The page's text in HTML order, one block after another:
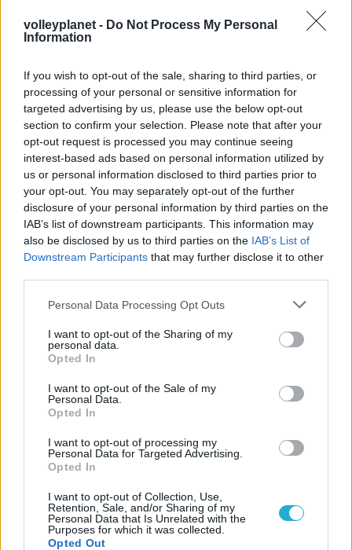
volleyplanet - Do Not Process My Personal
Information
If you wish to opt-out of the sale, sharing to third parties, or
processing of your personal or sensitive information for
targeted advertising by us, please use the below opt-out
section to confirm your selection. Please note that after your
opt-out request is processed you may continue seeing
interest-based ads based on personal information utilized by
us or personal information disclosed to third parties prior to
your opt-out. You may separately opt-out of the further
disclosure of your personal information by third parties on the
IAB’s list of downstream participants. This information may
also be disclosed by us to third parties on the IAB’s List of
Downstream Participants that may further disclose it to other
Please note that this website/app uses one or more Google
not limited to your visit or usage behaviour. You may click to
grant or deny consent to Google and its third-party tags to
use your data for below specified purposes in below Google
consent section.
Personal Data Processing Opt Outs
I want to opt-out of the Sharing of my
personal data.
Opted In
I want to opt-out of the Sale of my
Personal Data.
Opted In
I want to opt-out of processing my
Personal Data for Targeted Advertising.
Opted In
I want to opt-out of Collection, Use,
Retention, Sale, and/or Sharing of my
Personal Data that Is Unrelated with the
Purposes for which it was collected.
Opted Out
ΠΕΝΥ ΡΟΝΤΟΓΙΑΝΝΗ
11/03/2026
Από την Περούτζια του 2000
στο σήμερα: Tο τρίτο
ευρωπαϊκό ραντεβού του
Παναθηναϊκού με την
ιστορία
ΗΛΙΑΣ ΠΑΠΑΪΩΑΝΝΟΥ
08/03/2026
Αναγνώριση και σεβασμός
οι σημαντικότερες νίκες του